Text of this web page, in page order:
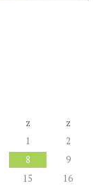
Z Z
1
2
8
9
15
16